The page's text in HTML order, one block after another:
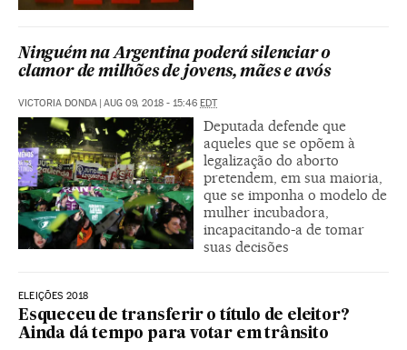
Ninguém na Argentina poderá silenciar o
clamor de milhões de jovens, mães e avós
VICTORIA DONDA | AUG 09, 2018 - 15:46 EDT
Deputada defende que
aqueles que se opõem à
legalização do aborto
pretendem, em sua maioria,
que se imponha o modelo de
mulher incubadora,
incapacitando-a de tomar
suas decisões
ELEIÇÕES 2018
Esqueceu de transferir o título de eleitor?
Ainda dá tempo para votar em trânsito